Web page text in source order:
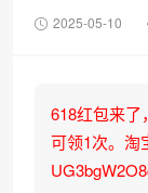
2025-05-10
618红包来了
可领1次。淘